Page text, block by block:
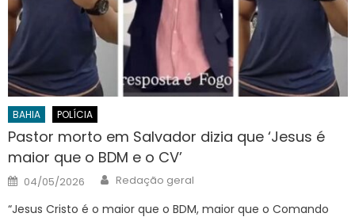
BAHIA POLÍCIA
Pastor morto em Salvador dizia que ‘Jesus é
maior que o BDM e o CV’
Posted
on
04/05/2026 Author
Redação geral
“Jesus Cristo é o maior que o BDM, maior que o Comando